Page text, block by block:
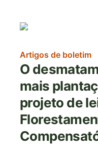
Imagem
Artigos de boletim
O
mais
projeto de